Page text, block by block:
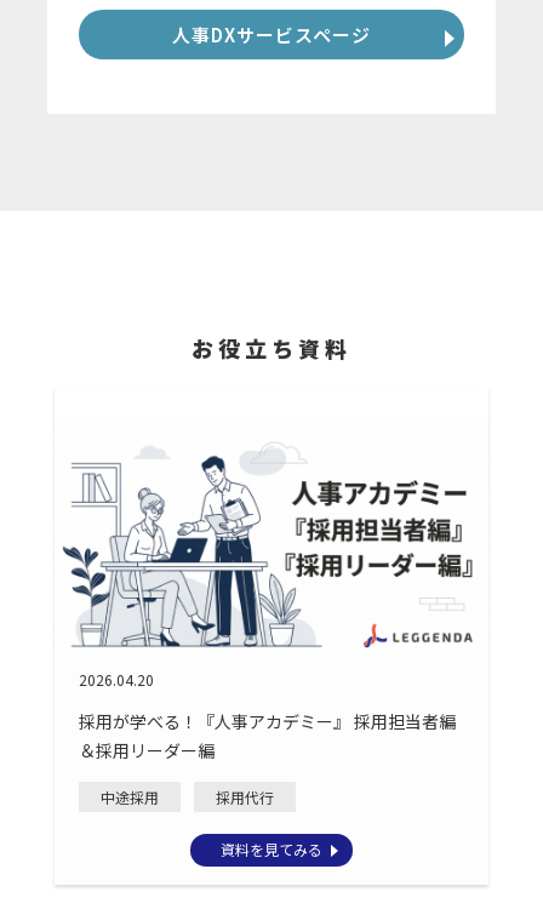
人事DXサービスページ
お役立ち資料
2026.04.20
採用が学べる！『人事アカデミー』 採用担当者編
＆採用リーダー編
中途採用 採用代行
資料を見てみる